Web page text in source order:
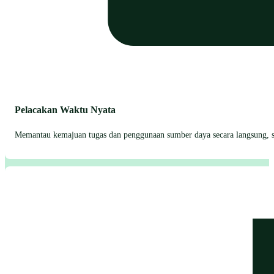
Pelacakan Waktu Nyata
Memantau kemajuan tugas dan penggunaan sumber daya secara